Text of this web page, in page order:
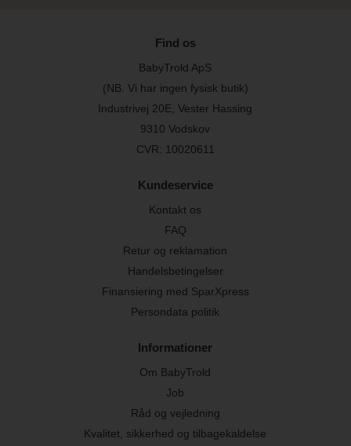
Find os
BabyTrold ApS
(NB. Vi har ingen fysisk butik)
Industrivej 20E, Vester Hassing
9310 Vodskov
CVR: 10020611
Kundeservice
Kontakt os
FAQ
Retur og reklamation
Handelsbetingelser
Finansiering med SparXpress
Persondata politik
Informationer
Om BabyTrold
Job
Råd og vejledning
Kvalitet, sikkerhed og tilbagekaldelse